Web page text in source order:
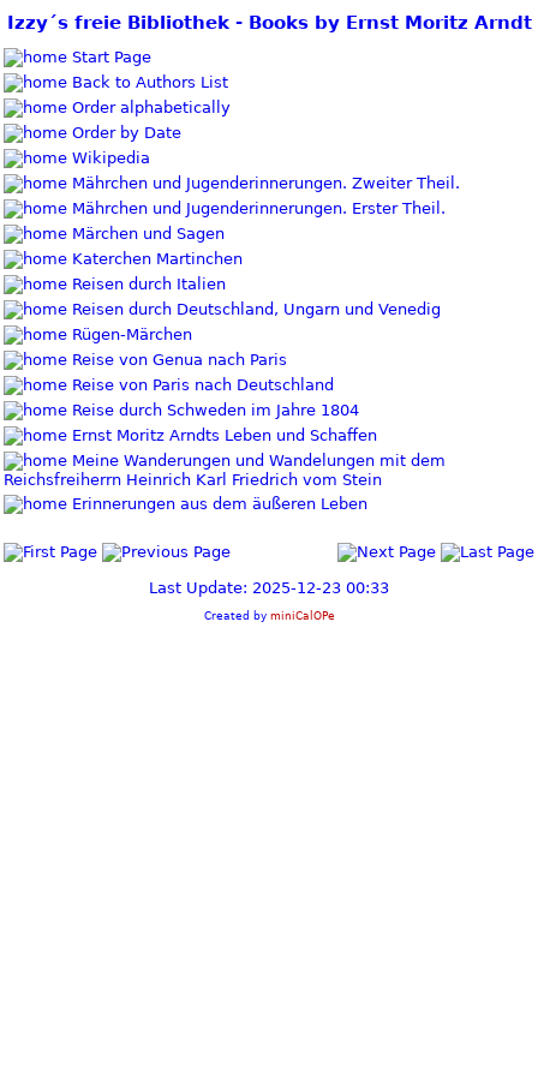
Izzy´s freie Bibliothek - Books by Ernst Moritz Arndt
Start Page
Back to Authors List
Order alphabetically
Order by Date
Wikipedia
Mährchen und Jugenderinnerungen. Zweiter Theil.
Mährchen und Jugenderinnerungen. Erster Theil.
Märchen und Sagen
Katerchen Martinchen
Reisen durch Italien
Reisen durch Deutschland, Ungarn und Venedig
Rügen-Märchen
Reise von Genua nach Paris
Reise von Paris nach Deutschland
Reise durch Schweden im Jahre 1804
Ernst Moritz Arndts Leben und Schaffen
Meine Wanderungen und Wandelungen mit dem
Reichsfreiherrn Heinrich Karl Friedrich vom Stein
Erinnerungen aus dem äußeren Leben
Last Update: 2025-12-23 00:33
Created by miniCalOPe